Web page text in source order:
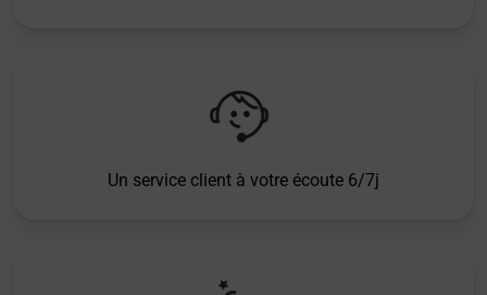
Un service client à votre écoute 6/7j